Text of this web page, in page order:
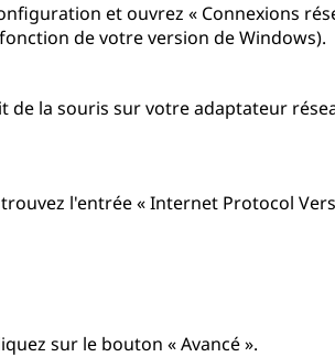
et ouvrez « Connexions
de votre version de Windows).
de la souris sur votre adaptateur
l'entrée « Internet Protocol
sur le bouton « Avancé ».